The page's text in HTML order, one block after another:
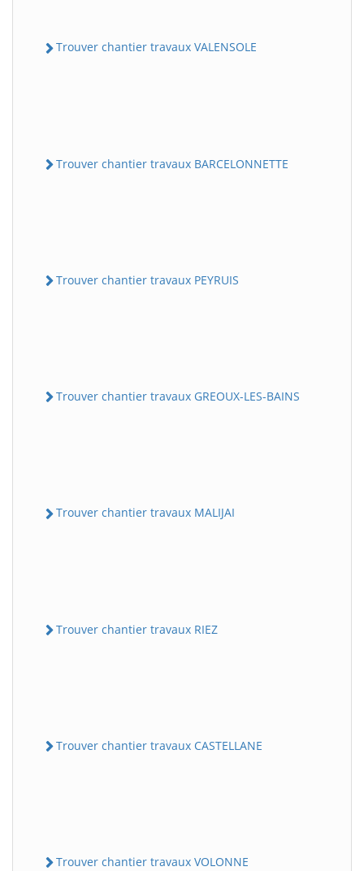
Trouver chantier travaux VALENSOLE
Trouver chantier travaux BARCELONNETTE
Trouver chantier travaux PEYRUIS
Trouver chantier travaux GREOUX-LES-BAINS
Trouver chantier travaux MALIJAI
Trouver chantier travaux RIEZ
Trouver chantier travaux CASTELLANE
Trouver chantier travaux VOLONNE